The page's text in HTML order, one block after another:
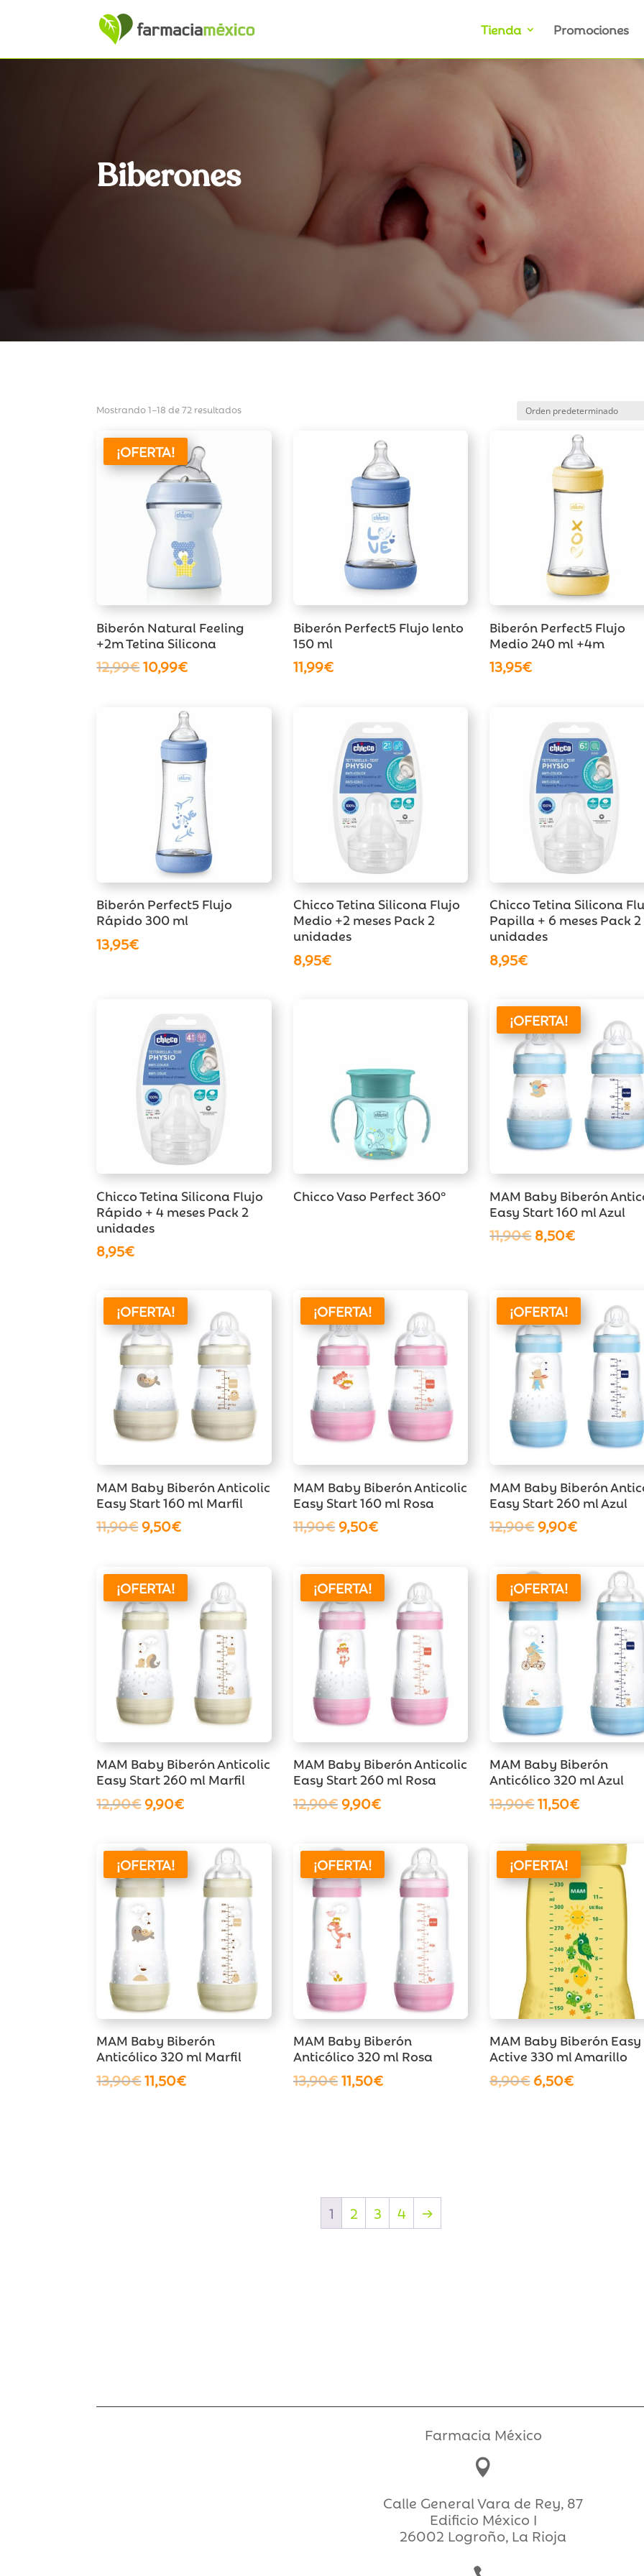
Tienda Promociones
Biberones
Mostrando 1–18 de 72 resultados
¡OFERTA!
Biberón Natural Feeling
+2m Tetina Silicona
12,99€El
12,99€.
10,99€El
es:
10,99€.
Biberón Perfect5 Flujo lento
150 ml
11,99€
Biberón Perfect5 Flujo
Medio 240 ml +4m
13,95€
Biberón Perfect5 Flujo
Rápido 300 ml
13,95€
Chicco Tetina Silicona Flujo
Medio +2 meses Pack 2
unidades
8,95€
Chicco Tetina Silicona
Papilla + 6 meses Pack 2
unidades
8,95€
Chicco Tetina Silicona Flujo
Rápido + 4 meses Pack 2
unidades
8,95€
Chicco Vaso Perfect 360º
¡OFERTA!
MAM Baby Biberón
Easy Start 160 ml Azul
11,90€ El
11,90€.
8,50€El
8,50€.
¡OFERTA!
MAM Baby Biberón Anticolic
Easy Start 160 ml Marfil
11,90€El
era:
11,90€.
9,50€El
es:
9,50€.
¡OFERTA!
MAM Baby Biberón Anticolic
Easy Start 160 ml Rosa
11,90€El
era:
11,90€.
9,50€El
es:
9,50€.
¡OFERTA!
MAM Baby Biberón
Easy Start 260 ml Azul
12,90€El
era:
12,90€.
9,90€El
es:
9,90€.
¡OFERTA!
MAM Baby Biberón Anticolic
Easy Start 260 ml Marfil
12,90€El
era:
12,90€.
9,90€El
es:
9,90€.
¡OFERTA!
MAM Baby Biberón Anticolic
Easy Start 260 ml Rosa
12,90€El
era:
12,90€.
9,90€El
es:
9,90€.
¡OFERTA!
MAM Baby Biberón
Anticólico 320 ml Azul
13,90€El
original
era:
13,90€.
11,50€El
actual
es:
11,50€.
¡OFERTA!
MAM Baby Biberón
Anticólico 320 ml Marfil
13,90€El
11,50€El
¡OFERTA!
MAM Baby Biberón
Anticólico 320 ml Rosa
13,90€El
11,50€El
¡OFERTA!
MAM Baby Biberón Easy
Active 330 ml Amarillo
8,90€ El
6,50€El
1 2 3 4 →
Farmacia México

Calle General Vara de Rey, 87
Edificio México I
26002 Logroño, La Rioja